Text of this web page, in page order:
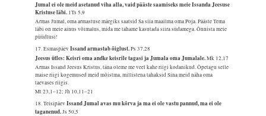
Jumal ei ole meid asetanud viha alla, vaid pääste saamiseks meie Issanda Jeesuse
Kristuse läbi. 1Ts 5,9
Armas Jumal, oma armastuse märgiks saatsid Sa siia maailma oma Poja. Pääste Tema
läbi on meie ainus võimalus, mida me tahame kasutada siira südamega. Õnnista meie
püüdlusi!
17. EsmaspäevIssand armastab õiglust.Ps 37,28
Jeesus ütles: Keisri oma andke keisrile tagasi ja Jumala oma Jumalale.Mk 12,17
Armas Issand Jeesus Kristus, täna oleme me veel kahe riigi kodanikud. Õpetagu selle
maise riigi kogemused meid mõistma, millistena tahaksid Sina meid näha oma
taevases riigis.
Mt 23,1–12; Jh 10,11–21
18. TeisipäevIssand Jumal avas mu kõrva ja ma ei ole vastu pannud, ma ei ole
taganenud.Js 50,5